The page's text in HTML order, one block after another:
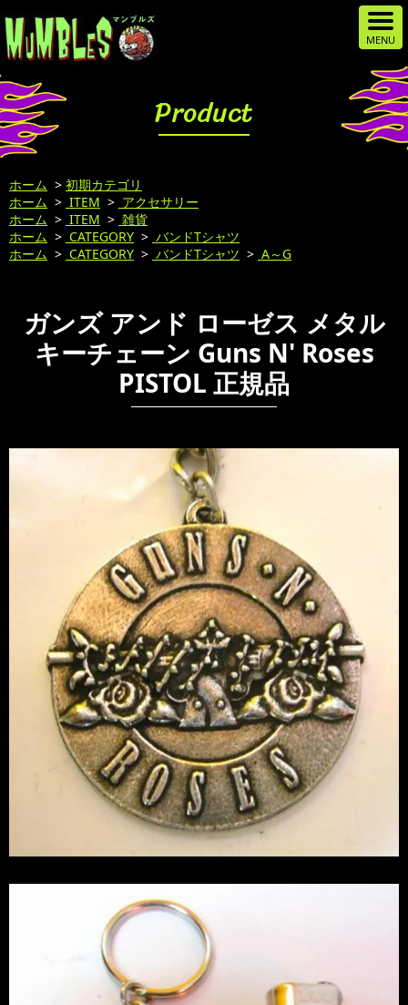
Product
ホーム > 初期カテゴリ
ホーム > ITEM > アクセサリー
ホーム > ITEM > 雑貨
ホーム > CATEGORY > バンドTシャツ
ホーム > CATEGORY > バンドTシャツ > A～G
ガンズ アンド ローゼス メタル
キーチェーン Guns N' Roses
PISTOL 正規品